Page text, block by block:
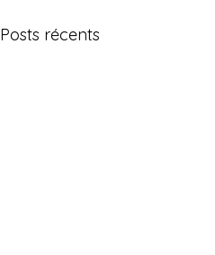
Posts récents